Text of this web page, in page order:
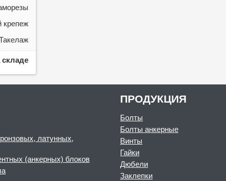
крепеж
латунных,
(анкерных) блоков
ПРОДУКЦИЯ
Болты
Болты анкерные
Винты
Гайки
Дюбели
Заклепки